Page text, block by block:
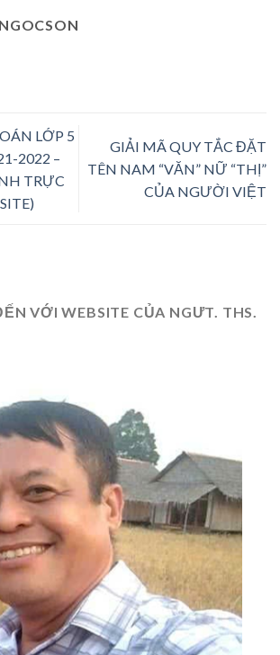
NGOCSON
LỚP 5
2022 –
TRỰC
GIẢI MÃ QUY TẮC ĐẶT
TÊN NAM “VĂN” NỮ “THỊ”
CỦA NGƯỜI VIỆT
VỚI WEBSITE CỦA NGƯT. THS.